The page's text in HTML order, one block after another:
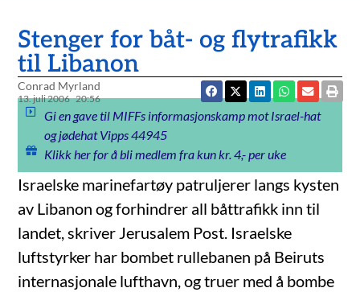
Stenger for båt- og flytrafikk
til Libanon
Conrad Myrland
13. juli 2006 20:56
Gi en gave til MIFFs informasjonskamp mot Israel-hat
og jødehat Vipps 44945
Klikk her for å bli medlem fra kun kr. 4,- per uke
Israelske marinefartøy patruljerer langs kysten
av Libanon og forhindrer all båttrafikk inn til
landet, skriver Jerusalem Post. Israelske
luftstyrker har bombet rullebanen på Beiruts
internasjonale lufthavn, og truer med å bombe